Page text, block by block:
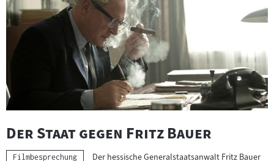
"
Der Staat gegen Fritz Bauer
Kategorie:
Filmbesprechung
Der hessische Generalstaatsanwalt Fritz Bauer